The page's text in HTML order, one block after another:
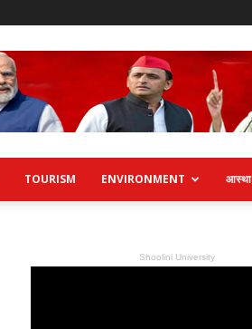
TOURISM ENVIRONMENT आस्था
Shoolini University